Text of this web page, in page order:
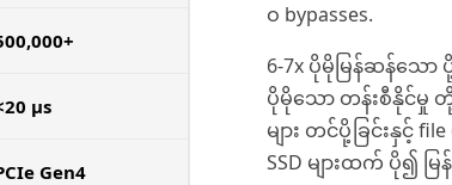
µs
Gen4
ဝ bypasses.
6-7x ပိုမိုမြန်ဆန်သော
ပိုမိုသော တန်းစီနိုင်မှု တို့
များ တင်ပို့ခြင်းနှင့်
SSD များထက် ပို၍